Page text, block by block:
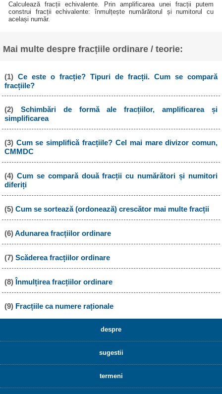
Calculează fracții echivalente. Prin amplificarea unei fracții putem
construi fracții echivalente: înmulțește numărătorul și numitorul cu
același număr.
Mai multe despre fracțiile ordinare / teorie:
(1) Ce este o fracție? Tipuri de fracții. Cum se compară
fracțiile?
(2) Schimbări de formă ale fracțiilor, amplificarea și
simplificarea
(3) Cum se simplifică fracțiile? Cel mai mare divizor comun,
CMMDC
(4) Cum se compară două fracții cu numărători și numitori
diferiți
(5) Cum se sortează (ordonează) crescător mai multe fracții
(6)Adunarea fracțiilor ordinare
(7) Scăderea fracțiilor ordinare
(8) Înmulțirea fracțiilor ordinare
(9) Fracțiile ca numere raționale
despre
sugestii
termeni